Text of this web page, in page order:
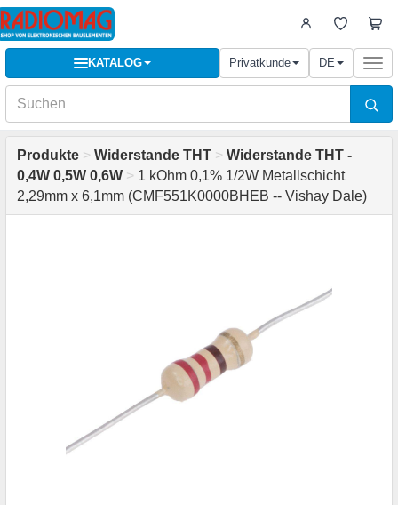
KATALOG Privatkunde DE
Produkte > Widerstande THT > Widerstande THT -
0,4W 0,5W 0,6W > 1 kOhm 0,1% 1/2W Metallschicht
2,29mm x 6,1mm (CMF551K0000BHEB -- Vishay Dale)